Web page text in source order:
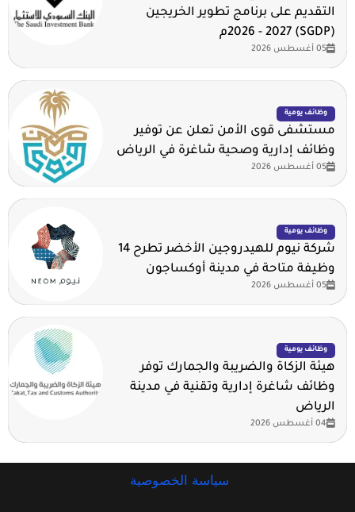
التقديم على برنامج تطوير الخريجين
(SGDP) 2026 - 2027م
05 أغسطس 2026
وظائف يومية
مستشفى قوى الأمن تعلن عن توفير
وظائف إدارية وصحية شاغرة في الرياض
05 أغسطس 2026
وظائف يومية
شركة نيوم للهيدروجين الأخضر تطرح 14
وظيفة متاحة في مدينة أوكساجون
05 أغسطس 2026
وظائف يومية
هيئة الزكاة والضريبة والجمارك توفر
وظائف شاغرة إدارية وتقنية في مدينة
الرياض
04 أغسطس 2026
سياسة الخصوصية